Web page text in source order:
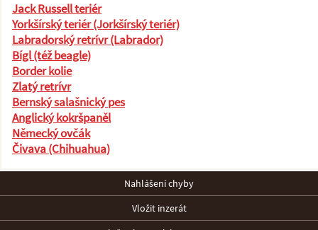
Jack Russell teriér
Yorkšírský teriér (Jorkšírský teriér)
Labradorský retrívr (Labrador)
Bígl (též beagle)
Border kolie
Zlatý retrívr
Bernský salašnický pes
Anglický kokršpaněl
Německý ovčák
Čivava (Chihuahua)
Nahlášení chyby
Vložit inzerát